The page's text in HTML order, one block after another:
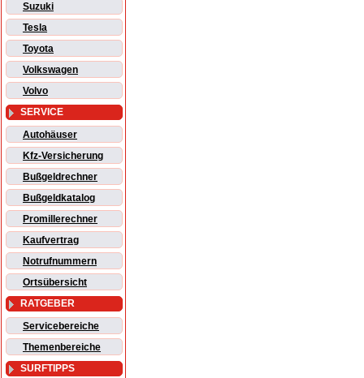
Suzuki
Tesla
Toyota
Volkswagen
Volvo
SERVICE
Autohäuser
Kfz-Versicherung
Bußgeldrechner
Bußgeldkatalog
Promillerechner
Kaufvertrag
Notrufnummern
Ortsübersicht
RATGEBER
Servicebereiche
Themenbereiche
SURFTIPPS